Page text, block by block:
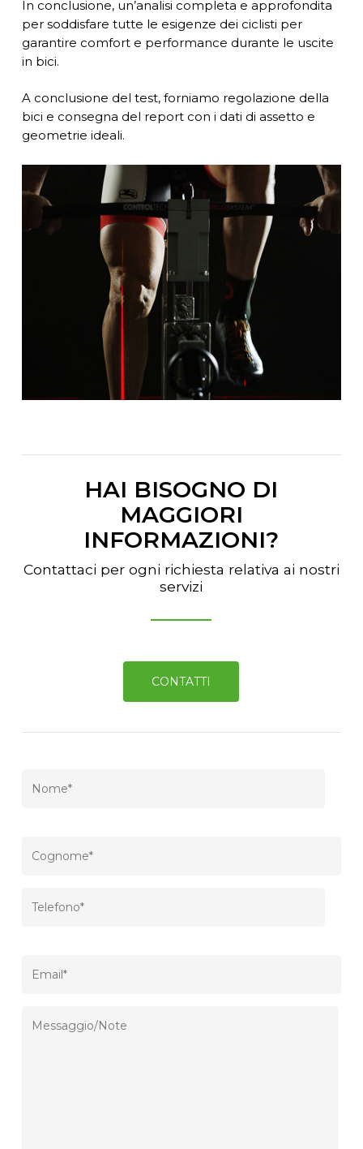
In conclusione, un’analisi completa e approfondita
per soddisfare tutte le esigenze dei ciclisti per
garantire comfort e performance durante le uscite
in bici.
A conclusione del test, forniamo regolazione della
bici e consegna del report con i dati di assetto e
geometrie ideali.
HAI BISOGNO DI
MAGGIORI
INFORMAZIONI?
Contattaci per ogni richiesta relativa ai nostri
servizi
CONTATTI